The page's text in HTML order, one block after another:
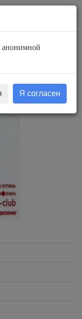
анонимной
Я согласен